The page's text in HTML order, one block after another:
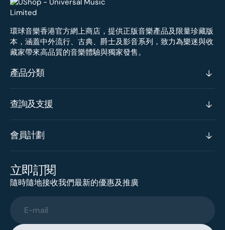
環球音樂香港官方網上商店，提供正版音樂產品及限量珍藏版
本，涵蓋中外流行、古典、爵士及影音系列，致力為樂迷與收
藏家帶來高品質的音樂體驗與獨家發售。
產品分類
查詢及支援
會員計劃
立即訂閱
隨時隨地接收我們最新的優惠及推廣
E-mail